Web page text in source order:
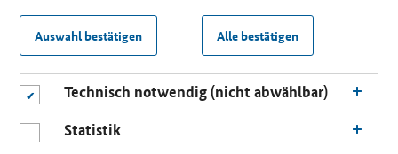
Auswahl bestätigen Alle bestätigen
Technisch notwendig (nicht abwählbar)
Statistik